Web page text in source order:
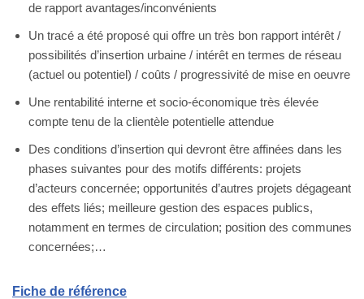
de rapport avantages/inconvénients
Un tracé a été proposé qui offre un très bon rapport intérêt /
possibilités d’insertion urbaine / intérêt en termes de réseau
(actuel ou potentiel) / coûts / progressivité de mise en oeuvre
Une rentabilité interne et socio-économique très élevée
compte tenu de la clientèle potentielle attendue
Des conditions d’insertion qui devront être affinées dans les
phases suivantes pour des motifs différents: projets
d’acteurs concernée; opportunités d’autres projets dégageant
des effets liés; meilleure gestion des espaces publics,
notamment en termes de circulation; position des communes
concernées;…
Fiche de référence